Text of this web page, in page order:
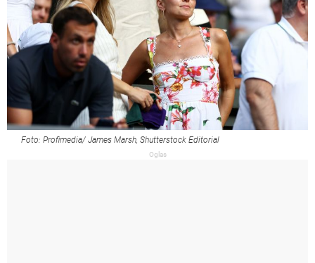
Foto: Profimedia/ James Marsh, Shutterstock Editorial
Oglas